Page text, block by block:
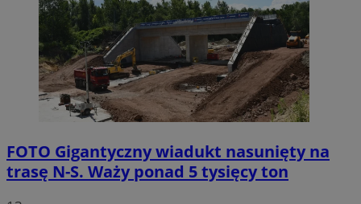
FOTO Gigantyczny wiadukt nasunięty na
trasę N-S. Waży ponad 5 tysięcy ton